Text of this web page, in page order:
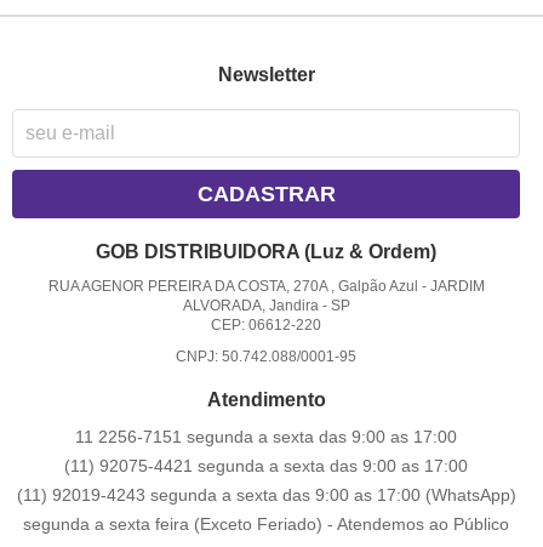
Newsletter
CADASTRAR
GOB DISTRIBUIDORA (Luz & Ordem)
RUA AGENOR PEREIRA DA COSTA, 270A , Galpão Azul - JARDIM
ALVORADA, Jandira- SP
CEP: 06612-220
CNPJ: 50.742.088/0001-95
Atendimento
11 2256-7151 segunda a sexta das 9:00 as 17:00
(11) 92075-4421 segunda a sexta das 9:00 as 17:00
(11) 92019-4243 segunda a sexta das 9:00 as 17:00 (WhatsApp)
segunda a sexta feira (Exceto Feriado) - Atendemos ao Público